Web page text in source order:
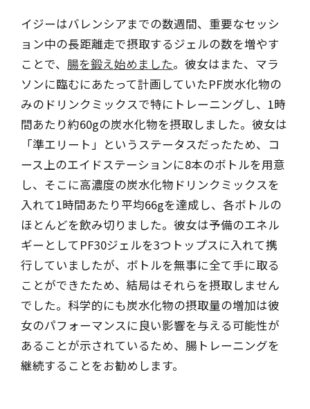
イジーはバレンシアまでの数週間、重要なセッシ
ョン中の長距離走で摂取するジェルの数を増やす
ことで、腸を鍛え始めました。彼女はまた、マラ
ソンに臨むにあたって計画していたPF炭水化物の
みのドリンクミックスで特にトレーニングし、1時
間あたり約60gの炭水化物を摂取しました。彼女は
「準エリート」というステータスだったため、コ
ース上のエイドステーションに8本のボトルを用意
し、そこに高濃度の炭水化物ドリンクミックスを
入れて1時間あたり平均66gを達成し、各ボトルの
ほとんどを飲み切りました。彼女は予備のエネル
ギーとしてPF30ジェルを3つトップスに入れて携
行していましたが、ボトルを無事に全て手に取る
ことができたため、結局はそれらを摂取しません
でした。科学的にも炭水化物の摂取量の増加は彼
女のパフォーマンスに良い影響を与える可能性が
あることが示されているため、腸トレーニングを
継続することをお勧めします。